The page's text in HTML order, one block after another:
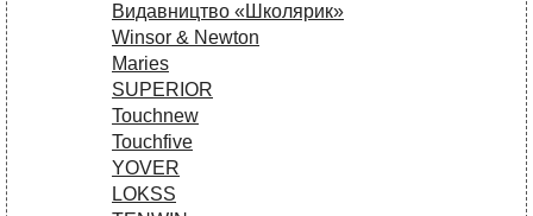
Видавництво «Школярик»
Winsor & Newton
Maries
SUPERIOR
Touchnew
Touchfive
YOVER
LOKSS